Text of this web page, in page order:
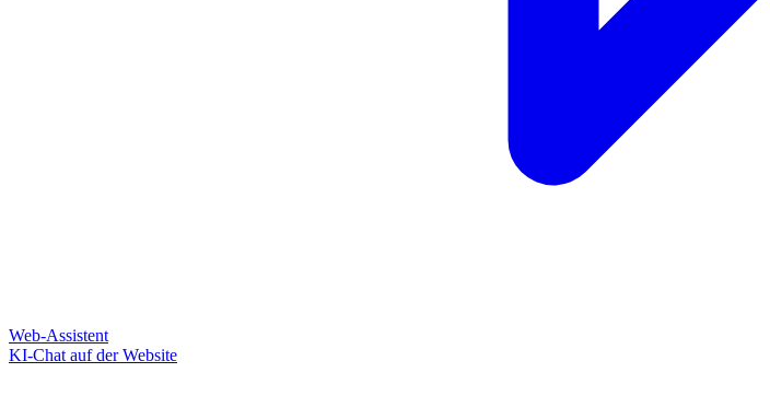
Web-Assistent
KI-Chat auf der Website